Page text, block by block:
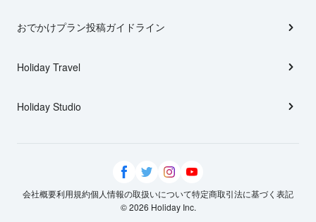
おでかけプラン投稿ガイドライン
Holiday Travel
Holiday Studio
会社概要利用規約個人情報の取扱いについて特定商取引法に基づく表記
© 2026 Holiday Inc.